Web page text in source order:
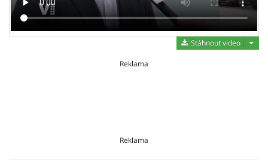
Stáhnout video
Reklama
Reklama